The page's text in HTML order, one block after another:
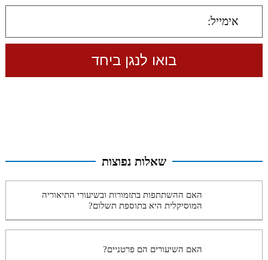
שאלות נפוצות
האם ההשתתפות בתזמורות ובשיעורי התיאוריה
המוסיקלית היא בתוספת תשלום?
האם השיעורים הם פרטניים?